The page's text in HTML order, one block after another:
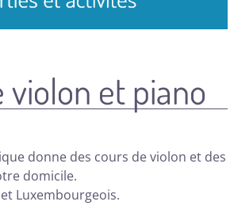
violon et piano
donne des cours de violon et des
domicile.
Luxembourgeois.